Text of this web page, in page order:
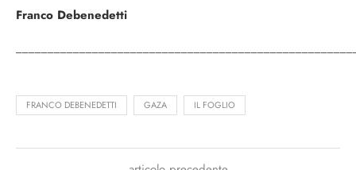
Franco Debenedetti
FRANCO DEBENEDETTI GAZA IL FOGLIO